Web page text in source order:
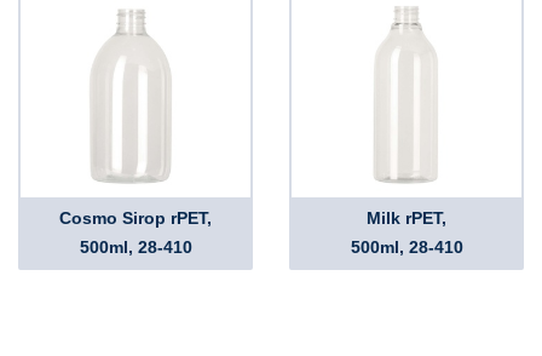
Cosmo Sirop rPET,
500ml, 28-410
Milk rPET,
500ml, 28-410